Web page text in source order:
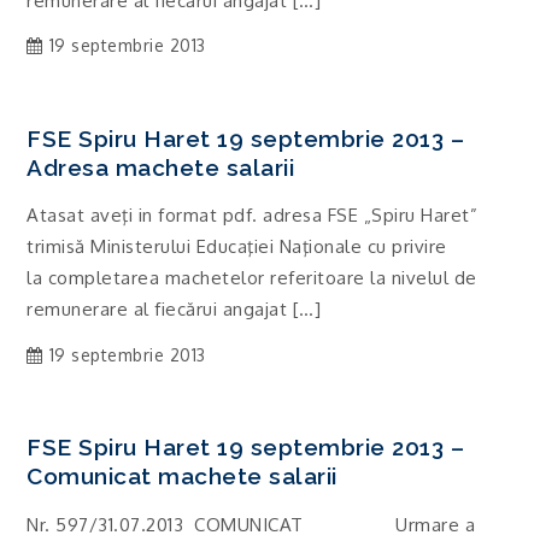
19 septembrie 2013
FSE Spiru Haret 19 septembrie 2013 –
Adresa machete salarii
Atasat aveţi in format pdf. adresa FSE „Spiru Haret”
trimisă Ministerului Educaţiei Naţionale cu privire
la completarea machetelor referitoare la nivelul de
remunerare al fiecărui angajat […]
19 septembrie 2013
FSE Spiru Haret 19 septembrie 2013 –
Comunicat machete salarii
Nr. 597/31.07.2013 COMUNICAT Urmare a